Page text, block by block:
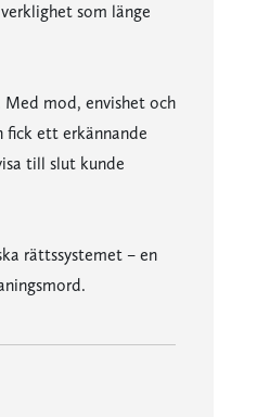
som länge
Med mod, envishet och
fick ett erkännande
till slut kunde
rättssystemet – en